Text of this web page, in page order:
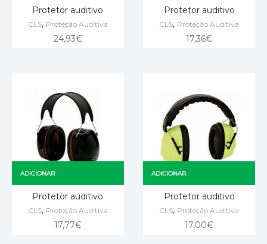
Protetor auditivo
CLS, Proteção Auditiva
24,93€
Protetor auditivo
CLS, Proteção Auditiva
17,36€
ADICIONAR
Protetor auditivo
CLS, Proteção Auditiva
17,77€
ADICIONAR
Protetor auditivo
CLS, Proteção Auditiva
17,00€